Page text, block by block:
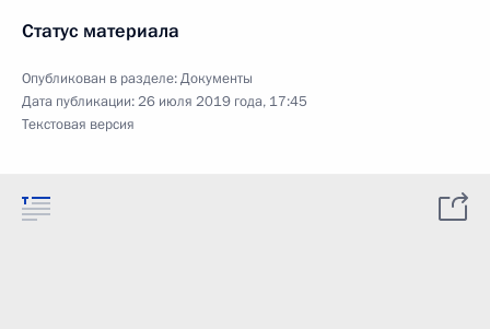
Статус материала
Опубликован в разделе:Документы
Дата публикации:26 июля 2019 года, 17:45
Текстовая версия